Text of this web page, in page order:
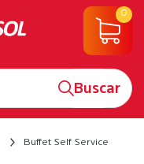
Buscar
0
Buffet Self Service